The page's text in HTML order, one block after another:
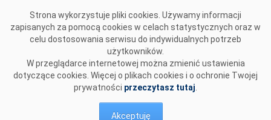
Strona wykorzystuje pliki cookies. Używamy informacji
zapisanych za pomocą cookies w celach statystycznych oraz w
celu dostosowania serwisu do indywidualnych potrzeb
użytkowników.
W przeglądarce internetowej można zmienić ustawienia
dotyczące cookies. Więcej o plikach cookies i o ochronie Twojej
prywatności przeczytasz tutaj
Akceptuję